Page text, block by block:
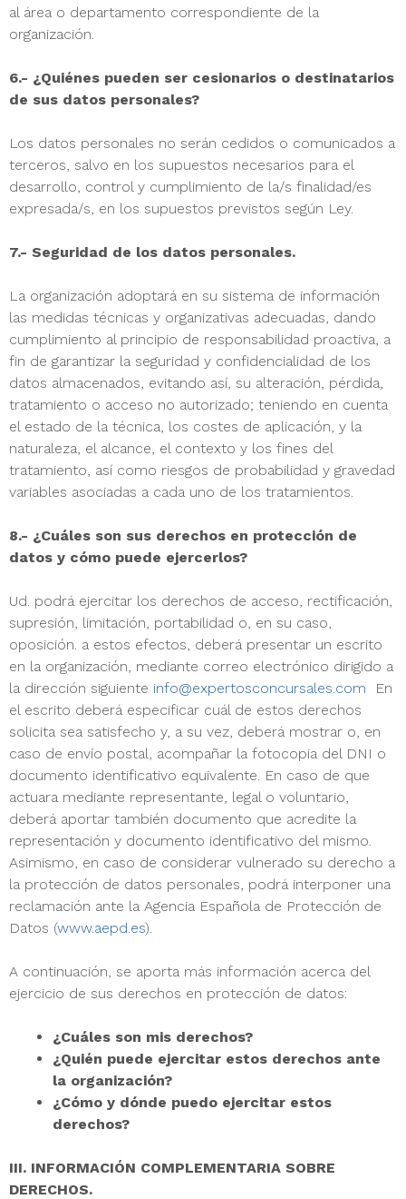
al área o departamento correspondiente de la
organización.
6.- ¿Quiénes pueden ser cesionarios o destinatarios
de sus datos personales?
Los datos personales no serán cedidos o comunicados a
terceros, salvo en los supuestos necesarios para el
desarrollo, control y cumplimiento de la/s finalidad/es
expresada/s, en los supuestos previstos según Ley.
7.- Seguridad de los datos personales.
La organización adoptará en su sistema de información
las medidas técnicas y organizativas adecuadas, dando
cumplimiento al principio de responsabilidad proactiva, a
fin de garantizar la seguridad y confidencialidad de los
datos almacenados, evitando así, su alteración, pérdida,
tratamiento o acceso no autorizado; teniendo en cuenta
el estado de la técnica, los costes de aplicación, y la
naturaleza, el alcance, el contexto y los fines del
tratamiento, así como riesgos de probabilidad y gravedad
variables asociadas a cada uno de los tratamientos.
8.- ¿Cuáles son sus derechos en protección de
datos y cómo puede ejercerlos?
Ud. podrá ejercitar los derechos de acceso, rectificación,
supresión, limitación, portabilidad o, en su caso,
oposición. a estos efectos, deberá presentar un escrito
en la organización, mediante correo electrónico dirigido a
la dirección siguiente info@expertosconcursales.com
En
el escrito deberá especificar cuál de estos derechos
solicita sea satisfecho y, a su vez, deberá mostrar o, en
caso de envío postal, acompañar la fotocopia del DNI o
documento identificativo equivalente. En caso de que
actuara mediante representante, legal o voluntario,
deberá aportar también documento que acredite la
representación y documento identificativo del mismo.
Asimismo, en caso de considerar vulnerado su derecho a
la protección de datos personales, podrá interponer una
reclamación ante la Agencia Española de Protección de
Datos (www.aepd.es).
A continuación, se aporta más información acerca del
ejercicio de sus derechos en protección de datos:
¿Cuáles son mis derechos?
¿Quién puede ejercitar estos derechos ante
la organización?
¿Cómo y dónde puedo ejercitar estos
derechos?
III. INFORMACIÓN COMPLEMENTARIA SOBRE
DERECHOS.